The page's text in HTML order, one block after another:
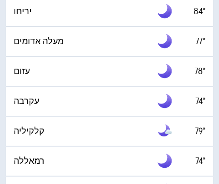
יריחו 84°
77°
עזום 78°
עקרבה 74°
קלקיליה 79°
74°